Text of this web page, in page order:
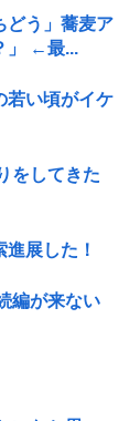
どう」蕎麦ア
」 ←最...
若い頃がイケ
をしてきた
展した！
編が来ない